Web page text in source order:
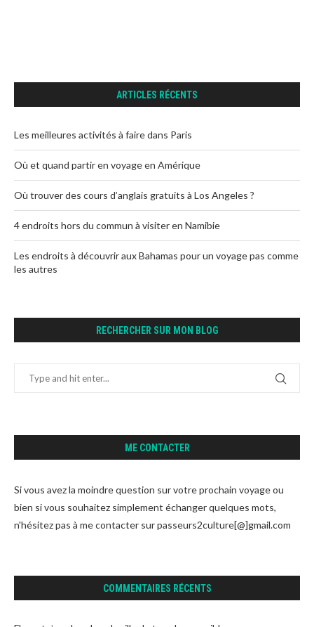
ARTICLES RÉCENTS
Les meilleures activités à faire dans Paris
Où et quand partir en voyage en Amérique
Où trouver des cours d’anglais gratuits à Los Angeles ?
4 endroits hors du commun à visiter en Namibie
Les endroits à découvrir aux Bahamas pour un voyage pas comme
les autres
RECHERCHER SUR MON BLOG
ME CONTACTER
Si vous avez la moindre question sur votre prochain voyage ou
bien si vous souhaitez simplement échanger quelques mots,
n'hésitez pas à me contacter sur passeurs2culture[@]gmail.com
COMMENTAIRES RÉCENTS